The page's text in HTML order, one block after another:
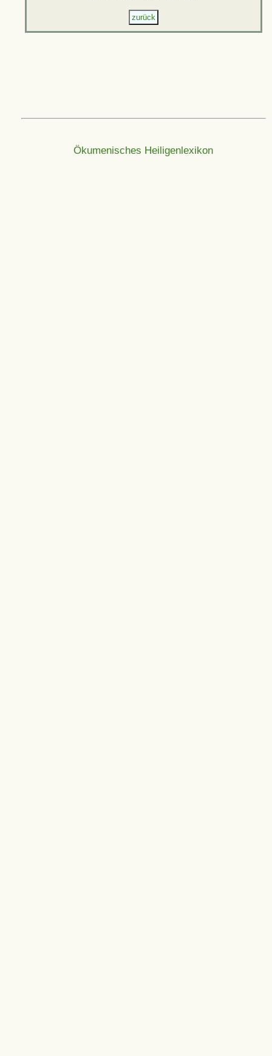
Ökumenisches Heiligenlexikon